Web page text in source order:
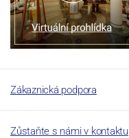
Zákaznická podpora
Zůstaňte s námi v kontaktu